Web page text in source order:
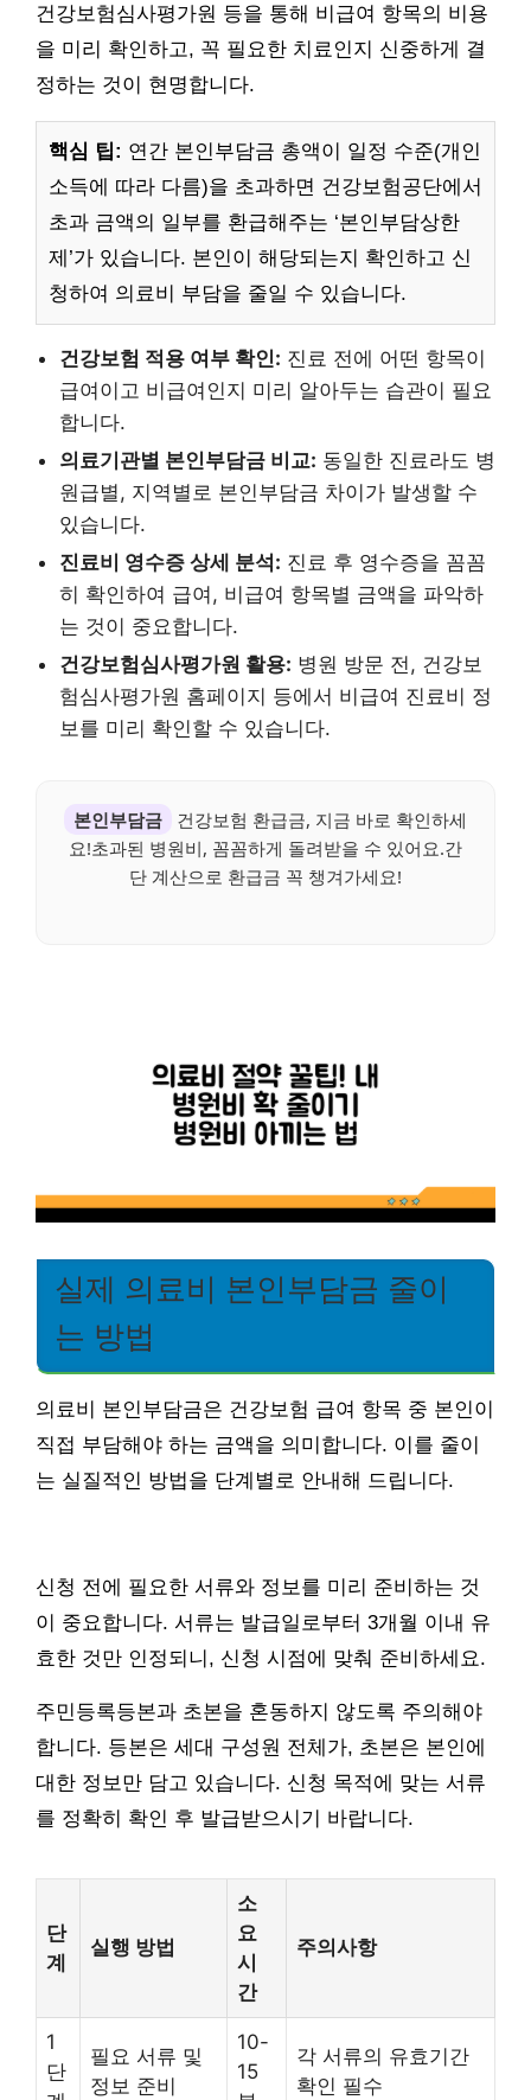
건강보험심사평가원 등을 통해 비급여 항목의 비용
을 미리 확인하고, 꼭 필요한 치료인지 신중하게 결
정하는 것이 현명합니다.
핵심 팁: 연간 본인부담금 총액이 일정 수준(개인
소득에 따라 다름)을 초과하면 건강보험공단에서
초과 금액의 일부를 환급해주는 ‘본인부담상한
제’가 있습니다. 본인이 해당되는지 확인하고 신
청하여 의료비 부담을 줄일 수 있습니다.
건강보험 적용 여부 확인: 진료 전에 어떤 항목이
급여이고 비급여인지 미리 알아두는 습관이 필요
합니다.
의료기관별 본인부담금 비교: 동일한 진료라도 병
원급별, 지역별로 본인부담금 차이가 발생할 수
있습니다.
진료비 영수증 상세 분석: 진료 후 영수증을 꼼꼼
히 확인하여 급여, 비급여 항목별 금액을 파악하
는 것이 중요합니다.
건강보험심사평가원 활용: 병원 방문 전, 건강보
험심사평가원 홈페이지 등에서 비급여 진료비 정
보를 미리 확인할 수 있습니다.
본인부담금
건강보험 환급금, 지금 바로 확인하세
요!초과된 병원비, 꼼꼼하게 돌려받을 수 있어요.간
단 계산으로 환급금 꼭 챙겨가세요!
실제 의료비 본인부담금 줄이
는 방법
의료비 본인부담금은 건강보험 급여 항목 중 본인이
직접 부담해야 하는 금액을 의미합니다. 이를 줄이
는 실질적인 방법을 단계별로 안내해 드립니다.
신청 전에 필요한 서류와 정보를 미리 준비하는 것
이 중요합니다. 서류는 발급일로부터 3개월 이내 유
효한 것만 인정되니, 신청 시점에 맞춰 준비하세요.
주민등록등본과 초본을 혼동하지 않도록 주의해야
합니다. 등본은 세대 구성원 전체가, 초본은 본인에
대한 정보만 담고 있습니다. 신청 목적에 맞는 서류
를 정확히 확인 후 발급받으시기 바랍니다.
단
계
실행 방법
소
요
시
간
주의사항
1
단
필요 서류 및
정보 준비
10-
15
각 서류의 유효기간
확인 필수